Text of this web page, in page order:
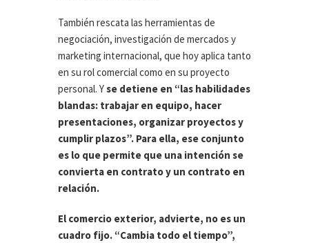
También rescata las herramientas de
negociación, investigación de mercados y
marketing internacional, que hoy aplica tanto
en su rol comercial como en su proyecto
personal. Yse detiene en “las habilidades
blandas: trabajar en equipo, hacer
presentaciones, organizar proyectos y
cumplir plazos”. Para ella, ese conjunto
es lo que permite que una intención se
convierta en contrato y un contrato en
relación.
El comercio exterior, advierte, no es un
cuadro fijo. “Cambia todo el tiempo”,